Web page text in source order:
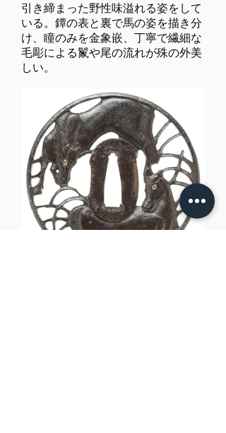
引き締まった野性味溢れる姿をして
いる。鐔の表と裏で馬の姿を描き分
け、瞳のみを金象嵌、丁寧で繊細な
毛彫による鬣や尾の流れが殊の外美
しい。